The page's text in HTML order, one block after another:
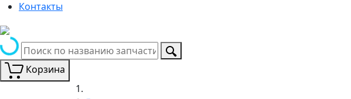
Контакты
Корзина